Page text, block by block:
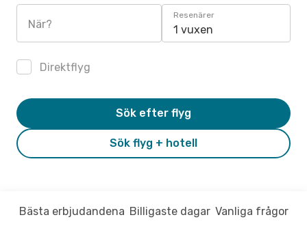
När?
Resenärer
1 vuxen
Direktflyg
Sök flyg + hotell
Sök efter flyg
Bästa erbjudandena Billigaste dagar Vanliga frågor